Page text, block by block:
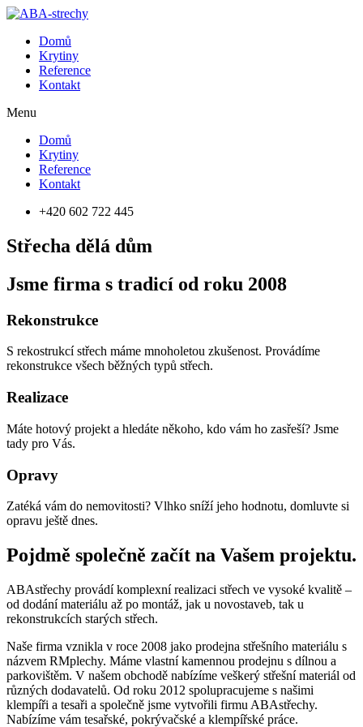
Domů
Krytiny
Reference
Kontakt
Menu
Domů
Krytiny
Reference
Kontakt
+420 602 722 445
Střecha dělá dům
Jsme firma s tradicí od roku 2008
Rekonstrukce
S rekostrukcí střech máme mnoholetou zkušenost. Provádíme
rekonstrukce všech běžných typů střech.
Realizace
Máte hotový projekt a hledáte někoho, kdo vám ho zasřeší? Jsme
tady pro Vás.
Opravy
Zatéká vám do nemovitosti? Vlhko sníží jeho hodnotu, domluvte si
opravu ještě dnes.
Pojdmě společně začít na Vašem projektu.
ABAstřechy provádí komplexní realizaci střech ve vysoké kvalitě –
od dodání materiálu až po montáž, jak u novostaveb, tak u
rekonstrukcích starých střech.
Naše firma vznikla v roce 2008 jako prodejna střešního materiálu s
názvem RMplechy. Máme vlastní kamennou prodejnu s dílnou a
parkovištěm. V našem obchodě nabízíme veškerý střešní materiál od
různých dodavatelů. Od roku 2012 spolupracujeme s našimi
klempíři a tesaři a společně jsme vytvořili firmu ABAstřechy.
Nabízíme vám tesařské, pokrývačské a klempířské práce.